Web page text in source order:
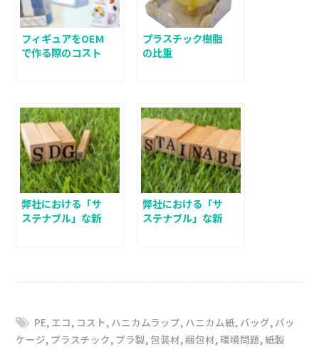
フィギュアをOEM
で作る際のコスト
プラスチック樹脂
の比重
弊社における「サ
ステナブル」な新
弊社における「サ
ステナブル」な新
PE, エコ, コスト, ハニカムラップ, ハニカム紙, バッグ, パッ
ケージ, プラスチック, プラ製,包装材,梱包材,環境問題,紙製